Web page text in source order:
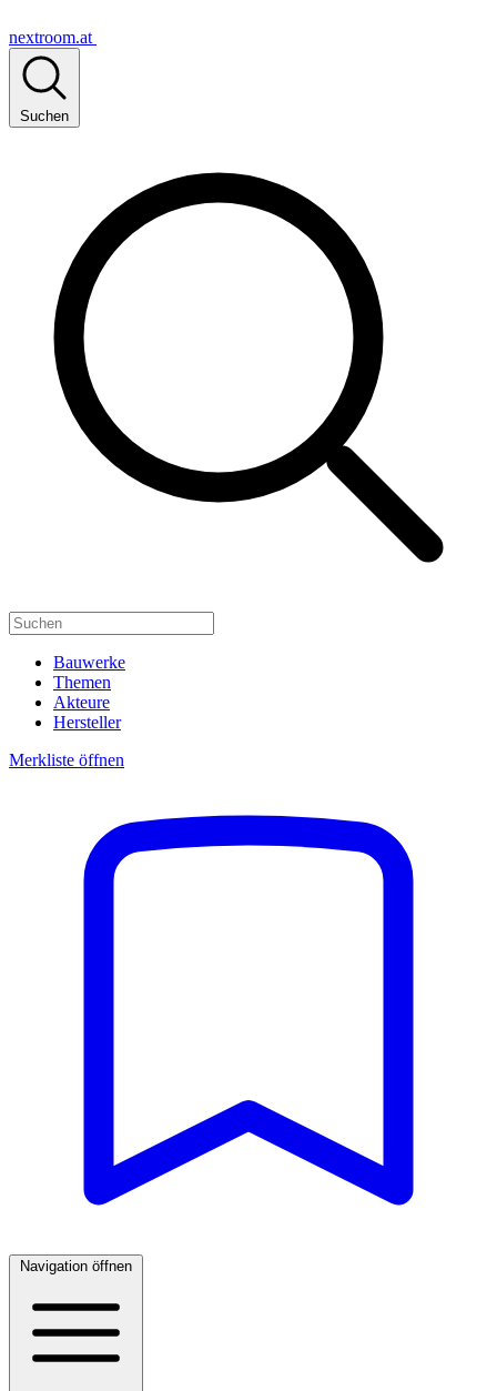
nextroom.at
Suchen
Bauwerke
Themen
Akteure
Hersteller
Merkliste öffnen
Navigation öffnen